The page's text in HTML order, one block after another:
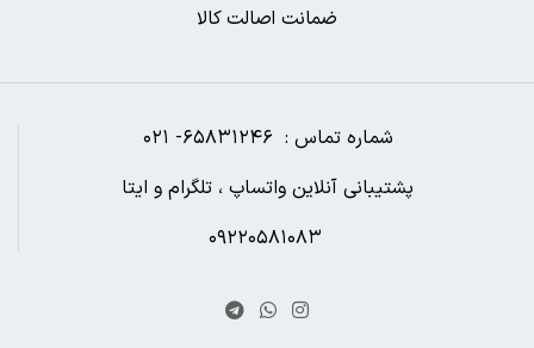
ضمانت اصالت کالا
شماره تماس : ۶۵۸۳۱۲۴۶- ۰۲۱
پشتیبانی آنلاین واتساپ ، تلگرام و ایتا